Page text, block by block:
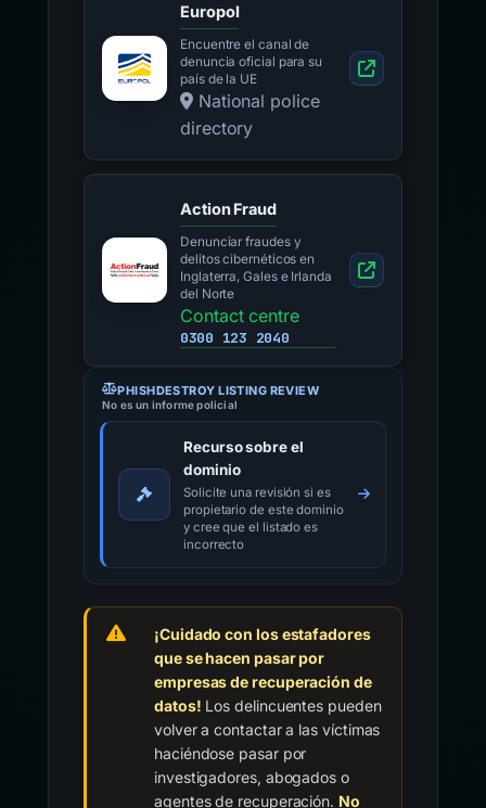
Europol
Encuentre el canal de
denuncia oficial para su
país de la UE
National police
directory
Action Fraud
Denunciar fraudes y
delitos cibernéticos en
Inglaterra, Gales e Irlanda
del Norte
Contact centre
0300 123 2040
PHISHDESTROY LISTING REVIEW
No es un informe policial
Recurso sobre el
dominio
Solicite una revisión si es
propietario de este dominio
y cree que el listado es
incorrecto
¡Cuidado con los estafadores
que se hacen pasar por
empresas de recuperación de
datos! Los delincuentes pueden
volver a contactar a las víctimas
haciéndose pasar por
investigadores, abogados o
agentes de recuperación. No